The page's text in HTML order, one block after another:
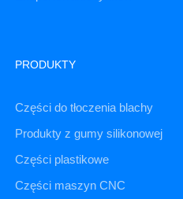
PRODUKTY
Części do tłoczenia blachy
Produkty z gumy silikonowej
Części plastikowe
Części maszyn CNC